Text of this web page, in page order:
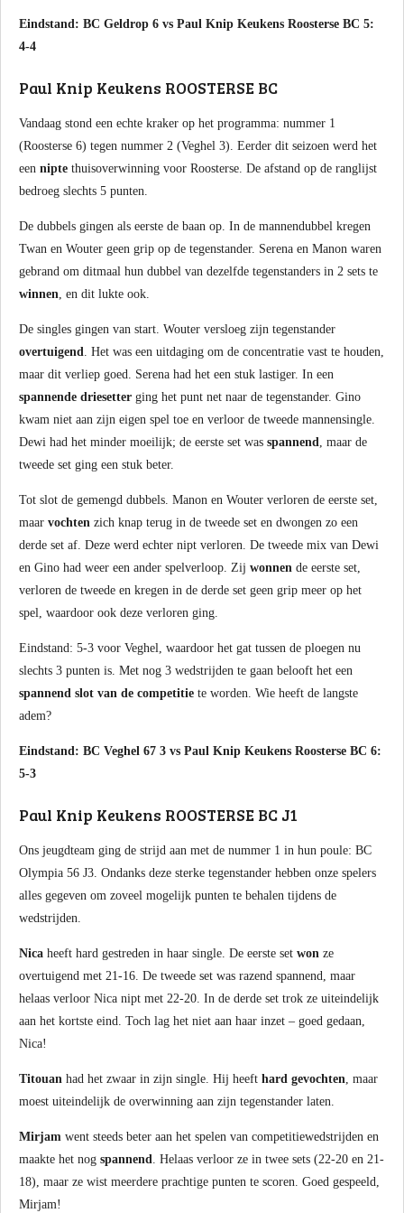
Eindstand: BC Geldrop 6 vs Paul Knip Keukens Roosterse BC 5:
4-4
Paul Knip Keukens ROOSTERSE BC
Vandaag stond een echte kraker op het programma: nummer 1
(Roosterse 6) tegen nummer 2 (Veghel 3). Eerder dit seizoen werd het
een nipte thuisoverwinning voor Roosterse. De afstand op de ranglijst
bedroeg slechts 5 punten.
De dubbels gingen als eerste de baan op. In de mannendubbel kregen
Twan en Wouter geen grip op de tegenstander. Serena en Manon waren
gebrand om ditmaal hun dubbel van dezelfde tegenstanders in 2 sets te
winnen, en dit lukte ook.
De singles gingen van start. Wouter versloeg zijn tegenstander
overtuigend. Het was een uitdaging om de concentratie vast te houden,
maar dit verliep goed. Serena had het een stuk lastiger. In een
spannende driesetter ging het punt net naar de tegenstander. Gino
kwam niet aan zijn eigen spel toe en verloor de tweede mannensingle.
Dewi had het minder moeilijk; de eerste set was spannend, maar de
tweede set ging een stuk beter.
Tot slot de gemengd dubbels. Manon en Wouter verloren de eerste set,
maar vochten zich knap terug in de tweede set en dwongen zo een
derde set af. Deze werd echter nipt verloren. De tweede mix van Dewi
en Gino had weer een ander spelverloop. Zij wonnen de eerste set,
verloren de tweede en kregen in de derde set geen grip meer op het
spel, waardoor ook deze verloren ging.
Eindstand: 5-3 voor Veghel, waardoor het gat tussen de ploegen nu
slechts 3 punten is. Met nog 3 wedstrijden te gaan belooft het een
spannend slot van de competitie te worden. Wie heeft de langste
adem?
Eindstand: BC Veghel 67 3 vs Paul Knip Keukens Roosterse BC 6:
5-3
Paul Knip Keukens ROOSTERSE BC J1
Ons jeugdteam ging de strijd aan met de nummer 1 in hun poule: BC
Olympia 56 J3. Ondanks deze sterke tegenstander hebben onze spelers
alles gegeven om zoveel mogelijk punten te behalen tijdens de
wedstrijden.
Nica heeft hard gestreden in haar single. De eerste set won ze
overtuigend met 21-16. De tweede set was razend spannend, maar
helaas verloor Nica nipt met 22-20. In de derde set trok ze uiteindelijk
aan het kortste eind. Toch lag het niet aan haar inzet – goed gedaan,
Nica!
Titouan had het zwaar in zijn single. Hij heeft hard gevochten, maar
moest uiteindelijk de overwinning aan zijn tegenstander laten.
Mirjam went steeds beter aan het spelen van competitiewedstrijden en
maakte het nog spannend. Helaas verloor ze in twee sets (22-20 en 21-
18), maar ze wist meerdere prachtige punten te scoren. Goed gespeeld,
Mirjam!